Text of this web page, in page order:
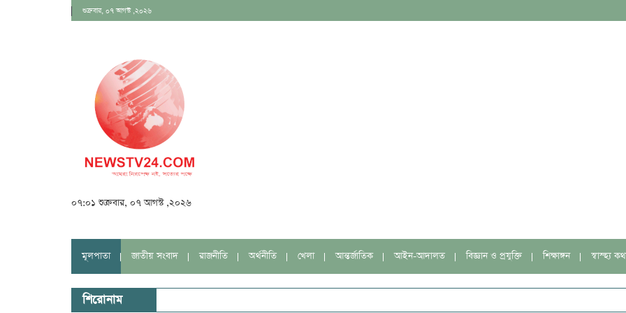
শুক্রবার, ০৭ আগস্ট ,২০২৬
০৭:০১ শুক্রবার, ০৭ আগস্ট ,২০২৬
মূলপাতা জাতীয় সংবাদ রাজনীতি অর্থনীতি খেলা আন্তর্জাতিক আইন-আদালত বিজ্ঞান ও প্রযুক্তি শিক্ষাঙ্গন স্বাস্হ্য
শিরোনাম